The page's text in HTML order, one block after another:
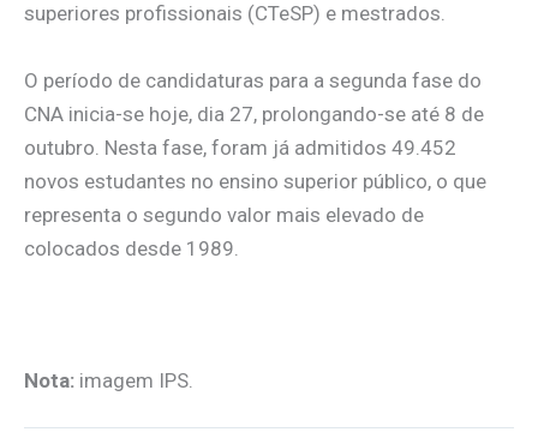
superiores profissionais (CTeSP) e mestrados.
O período de candidaturas para a segunda fase do
CNA inicia-se hoje, dia 27, prolongando-se até 8 de
outubro. Nesta fase, foram já admitidos 49.452
novos estudantes no ensino superior público, o que
representa o segundo valor mais elevado de
colocados desde 1989.
Nota: imagem IPS.